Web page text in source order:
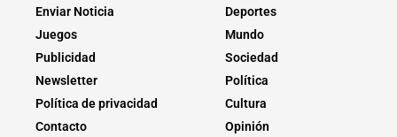
Enviar Noticia
Juegos
Publicidad
Newsletter
Política de privacidad
Contacto
Deportes
Mundo
Sociedad
Política
Cultura
Opinión